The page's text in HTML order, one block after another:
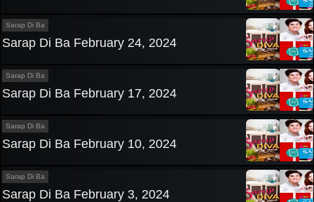
Sarap Di Ba
Sarap Di Ba February 24, 2024
Sarap Di Ba
Sarap Di Ba February 17, 2024
Sarap Di Ba
Sarap Di Ba February 10, 2024
Sarap Di Ba
Sarap Di Ba February 3, 2024